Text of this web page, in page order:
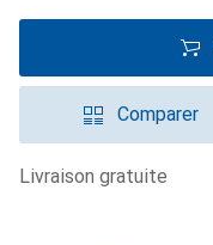
Comparer
livraison gratuite